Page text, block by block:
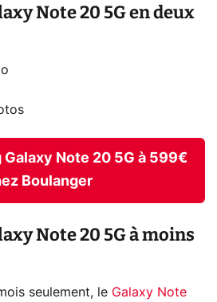
Note 20 5G en deux
Galaxy Note 20 5G à 599€
Boulanger
Note 20 5G à moins
seulement, le Galaxy Note